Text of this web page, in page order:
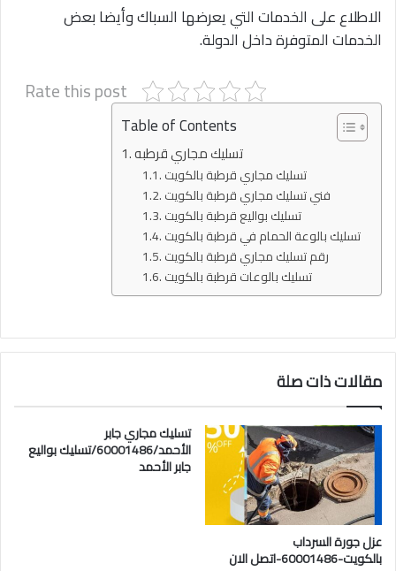
الاطلاع على الخدمات التي يعرضها السباك وأيضا بعض
الخدمات المتوفرة داخل الدولة.
Rate this post
Table of Contents
تسليك مجاري قرطبه
تسليك مجاري قرطبة بالكويت
تسليك بواليع قرطبة بالكويت
تسليك بالوعة الحمام في قرطبة بالكويت
تسليك بالوعات قرطبة بالكويت
مقالات ذات صلة
عزل جورة السرداب
بالكويت-60001486-اتصل الان
تسليك مجاري جابر
الأحمد/60001486/تسليك بواليع
جابر الأحمد